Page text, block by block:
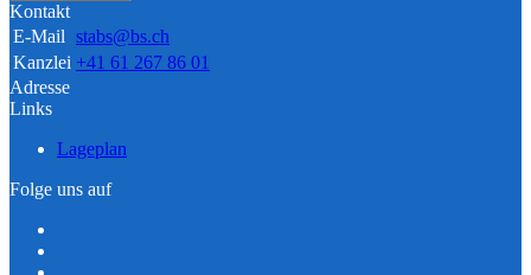
Kontakt
E-Mail stabs@bs.ch
Kanzlei +41 61 267 86 01
Adresse
Links
Lageplan
Folge uns auf